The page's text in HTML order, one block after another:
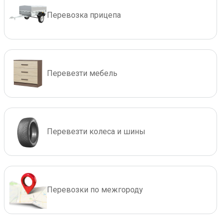
Перевозка прицепа
Перевезти мебель
Перевезти колеса и шины
Перевозки по межгороду